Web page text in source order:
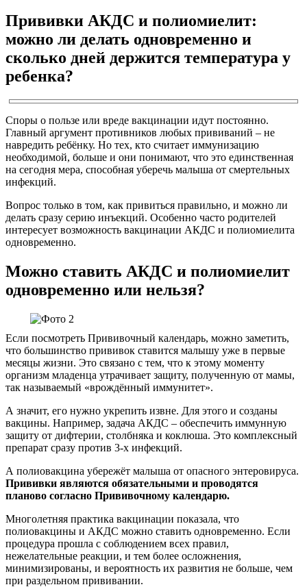
Прививки АКДС и полиомиелит:
можно ли делать одновременно и
сколько дней держится температура у
ребенка?
Споры о пользе или вреде вакцинации идут постоянно.
Главный аргумент противников любых прививаний – не
навредить ребёнку. Но тех, кто считает иммунизацию
необходимой, больше и они понимают, что это единственная
на сегодня мера, способная уберечь малыша от смертельных
инфекций.
Вопрос только в том, как привиться правильно, и можно ли
делать сразу серию инъекций. Особенно часто родителей
интересует возможность вакцинации АКДС и полиомиелита
одновременно.
Можно ставить АКДС и полиомиелит
одновременно или нельзя?
Если посмотреть Прививочный календарь, можно заметить,
что большинство прививок ставится малышу уже в первые
месяцы жизни. Это связано с тем, что к этому моменту
организм младенца утрачивает защиту, полученную от мамы,
так называемый «врождённый иммунитет».
А значит, его нужно укрепить извне. Для этого и созданы
вакцины. Например, задача АКДС – обеспечить иммунную
защиту от дифтерии, столбняка и коклюша. Это комплексный
препарат сразу против 3-х инфекций.
А полиовакцина убережёт малыша от опасного энтеровируса.
Прививки являются обязательными и проводятся
планово согласно Прививочному календарю.
Многолетняя практика вакцинации показала, что
полиовакцины и АКДС можно ставить одновременно. Если
процедура прошла с соблюдением всех правил,
нежелательные реакции, и тем более осложнения,
минимизированы, и вероятность их развития не больше, чем
при раздельном прививании.